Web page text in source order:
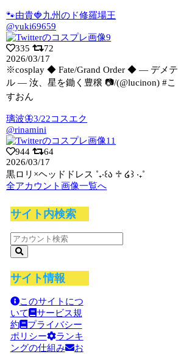
🐾由貴🍓九州のド修羅場王
@yuki69659
335
72
2026/03/17
※cosplay ◆ Fate/Grand Order ◆ ― デメテ
ル ―汝、星を鋤く豊穣 📷/(@lucinon) #こ
すおん
璃波🦋3/22コスエク
@rinamini
944
64
2026/03/17
黒ロリ×ヘッドドレス ˚₊‧꒰ა ♱ ໒꒱ ‧₊˚
全アカウント画像一覧へ
サイト内検索
サイト情報
このサイトにつ
いて
サービス規
約
プライバシー
ポリシー
ランキ
ングの仕組み
お